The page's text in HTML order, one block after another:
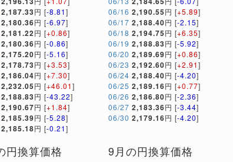
2,187.33円 [-8.81]
2,180.36円 [-6.97]
2,181.22円 [+0.86]
2,180.36円 [-0.86]
2,175.20円 [-5.16]
2,178.73円 [+3.53]
2,186.04円 [+7.30]
2,232.05円 [+46.01]
2,188.83円 [-43.22]
2,190.67円 [+1.84]
2,185.39円 [-5.28]
2,185.18円 [-0.21]
06/16 2,190.55円 [+5.89]
06/17 2,188.40円 [-2.15]
06/18 2,194.75円 [+6.35]
06/19 2,188.83円 [-5.92]
06/20 2,189.69円 [+0.86]
06/23 2,192.60円 [+2.91]
06/24 2,188.40円 [-4.20]
06/25 2,189.16円 [+0.77]
06/26 2,186.80円 [-2.36]
06/27 2,183.36円 [-3.44]
06/30 2,179.16円 [-4.20]
円換算価格 9月の円換算価格